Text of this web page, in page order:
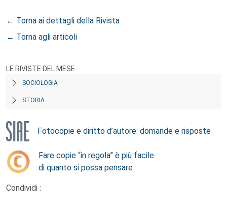
← Torna ai dettagli della Rivista
← Torna agli articoli
LE RIVISTE DEL MESE
SOCIOLOGIA
STORIA
Fotocopie e diritto d’autore: domande e risposte
Fare copie “in regola” è più facile
di quanto si possa pensare
Condividi :